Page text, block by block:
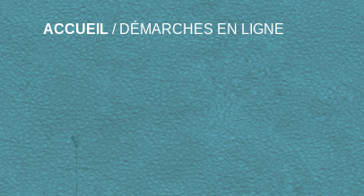
ACCUEIL/DÉMARCHES EN LIGNE